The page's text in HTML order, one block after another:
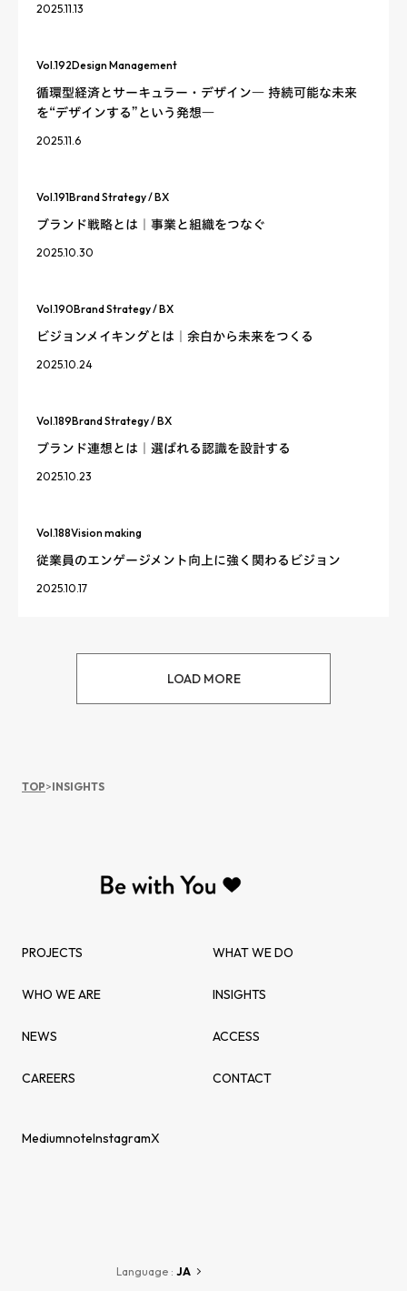
2025.11.13
Vol.192Design Management
循環型経済とサーキュラー・デザイン― 持続可能な未来
を“デザインする”という発想―
2025.11.6
Vol.191Brand Strategy / BX
ブランド戦略とは｜事業と組織をつなぐ
2025.10.30
Vol.190Brand Strategy / BX
ビジョンメイキングとは｜余白から未来をつくる
2025.10.24
Vol.189Brand Strategy / BX
ブランド連想とは｜選ばれる認識を設計する
2025.10.23
Vol.188Vision making
従業員のエンゲージメント向上に強く関わるビジョン
2025.10.17
LOAD MORE
TOP>INSIGHTS
PROJECTS WHAT WE DO
WHO WE ARE INSIGHTS
NEWS ACCESS
CAREERS CONTACT
MediumnoteInstagramX
Language : JA